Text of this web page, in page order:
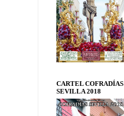
CARTEL COFRADÍAS
SEVILLA 2018